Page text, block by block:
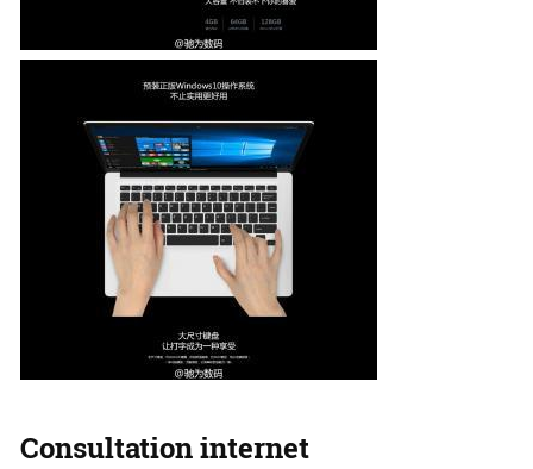
Consultation internet